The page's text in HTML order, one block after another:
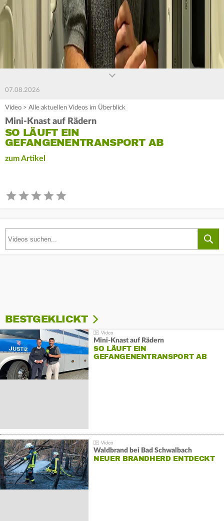
07.08.2026
Video > Alle aktuellen Videos im Überblick
Mini-Knast auf Rädern
SO LÄUFT EIN
GEFANGENENTRANSPORT AB
zum Artikel
BESTGEKLICKT
Mini-Knast auf Rädern
SO LÄUFT EIN
GEFANGENENTRANSPORT AB
Waldbrand bei Bad Schwalbach
NEUER BRANDHERD ENTDECKT